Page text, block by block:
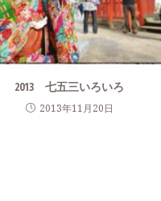
2013 七五三いろいろ
2013年11月20日